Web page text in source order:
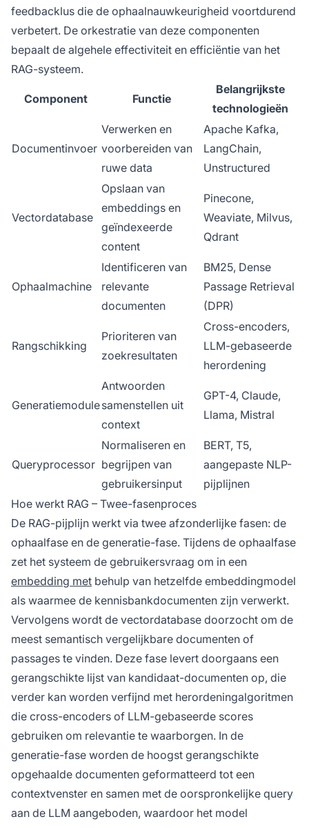
feedbacklus die de ophaalnauwkeurigheid voortdurend
verbetert. De orkestratie van deze componenten
bepaalt de algehele effectiviteit en efficiëntie van het
RAG-systeem.
Component Functie
Belangrijkste
technologieën
Documentinvoer
Verwerken en
voorbereiden van
ruwe data
Apache Kafka,
LangChain,
Unstructured
Vectordatabase
Opslaan van
embeddings en
geïndexeerde
content
Pinecone,
Weaviate, Milvus,
Qdrant
Ophaalmachine
Identificeren van
relevante
documenten
BM25, Dense
Passage Retrieval
(DPR)
Rangschikking
Prioriteren van
zoekresultaten
Cross-encoders,
LLM-gebaseerde
herordening
Generatiemodule
Antwoorden
samenstellen uit
context
GPT-4, Claude,
Llama, Mistral
Queryprocessor
Normaliseren en
begrijpen van
gebruikersinput
BERT, T5,
aangepaste NLP-
pijplijnen
Hoe werkt RAG – Twee-fasenproces
De RAG-pijplijn werkt via twee afzonderlijke fasen: de
ophaalfase en de generatie-fase. Tijdens de ophaalfase
zet het systeem de gebruikersvraag om in een
embedding met behulp van hetzelfde embeddingmodel
als waarmee de kennisbankdocumenten zijn verwerkt.
Vervolgens wordt de vectordatabase doorzocht om de
meest semantisch vergelijkbare documenten of
passages te vinden. Deze fase levert doorgaans een
gerangschikte lijst van kandidaat-documenten op, die
verder kan worden verfijnd met herordeningalgoritmen
die cross-encoders of LLM-gebaseerde scores
gebruiken om relevantie te waarborgen. In de
generatie-fase worden de hoogst gerangschikte
opgehaalde documenten geformatteerd tot een
contextvenster en samen met de oorspronkelijke query
aan de LLM aangeboden, waardoor het model